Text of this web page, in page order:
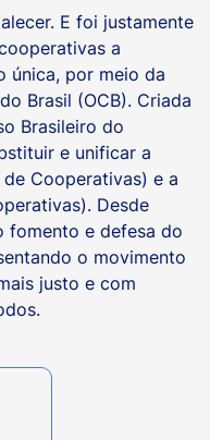
E foi justamente
a
única, por meio da
Brasil (OCB). Criada
Brasileiro do
e unificar a
de Cooperativas) e a
Desde
fomento e defesa do
o movimento
justo e com